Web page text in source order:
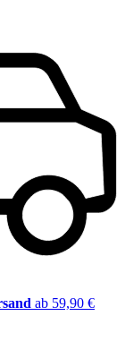
ab 59,90 €